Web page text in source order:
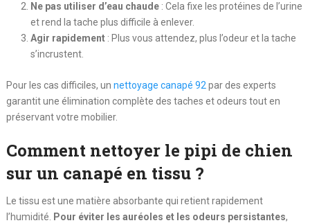
Ne pas utiliser d’eau chaude: Cela fixe les protéines de l’urine
et rend la tache plus difficile à enlever.
Agir rapidement: Plus vous attendez, plus l’odeur et la tache
s’incrustent.
Pour les cas difficiles, un nettoyage canapé 92 par des experts
garantit une élimination complète des taches et odeurs tout en
préservant votre mobilier.
Comment nettoyer le pipi de chien
sur un canapé en tissu ?
Le tissu est une matière absorbante qui retient rapidement
l’humidité.
Pour éviter les auréoles et les odeurs persistantes,